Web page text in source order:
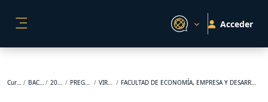
Acceder
Cursos BACKUP 2026-1 PREGRADO VIRTUAL FACULTAD DE ECONOMÍA, EMPRESA Y DESARROLLO SOSTENIBLE